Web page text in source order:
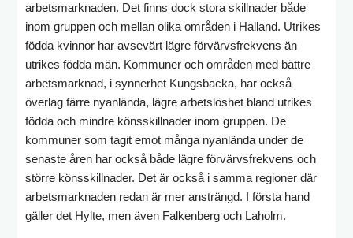
arbetsmarknaden. Det finns dock stora skillnader både
inom gruppen och mellan olika områden i Halland. Utrikes
födda kvinnor har avsevärt lägre förvärvsfrekvens än
utrikes födda män. Kommuner och områden med bättre
arbetsmarknad, i synnerhet Kungsbacka, har också
överlag färre nyanlända, lägre arbetslöshet bland utrikes
födda och mindre könsskillnader inom gruppen. De
kommuner som tagit emot många nyanlända under de
senaste åren har också både lägre förvärvsfrekvens och
större könsskillnader. Det är också i samma regioner där
arbetsmarknaden redan är mer ansträngd. I första hand
gäller det Hylte, men även Falkenberg och Laholm.